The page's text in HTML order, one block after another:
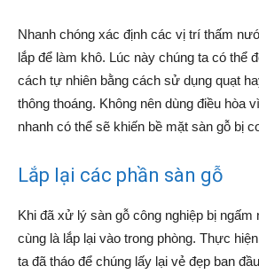
Nhanh chóng xác định các vị trí thấm
lắp để làm khô. Lúc này chúng ta có thể
cách tự nhiên bằng cách sử dụng quạt
thông thoáng. Không nên dùng điều hòa
nhanh có thể sẽ khiến bề mặt sàn gỗ bị
Lắp lại các phần sàn gỗ
Khi đã xử lý sàn gỗ công nghiệp bị
cùng là lắp lại vào trong phòng. Thực
ta đã tháo để chúng lấy lại vẻ đẹp ban